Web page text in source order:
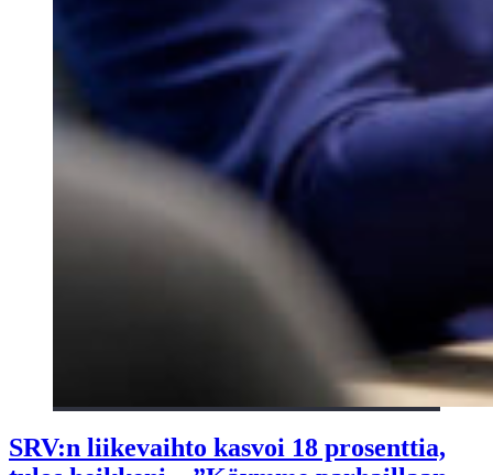
SRV:n liikevaihto kasvoi 18 prosenttia,